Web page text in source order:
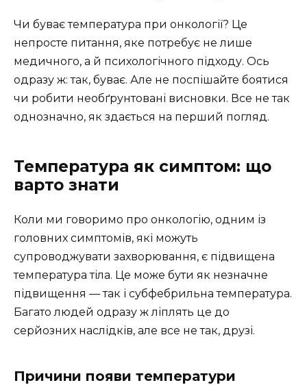
Чи буває температура при онкології? Це
непросте питання, яке потребує не лише
медичного, а й психологічного підходу. Ось
одразу ж: так, буває. Але не поспішайте боятися
чи робити необґрунтовані висновки. Все не так
однозначно, як здається на перший погляд.
Температура як симптом: що
варто знати
Коли ми говоримо про онкологію, одним із
головних симптомів, які можуть
супроводжувати захворювання, є підвищена
температура тіла. Це може бути як незначне
підвищення — так і субфебрильна температура.
Багато людей одразу ж ліплять це до
серйозних наслідків, але все не так, друзі.
Причини появи температури